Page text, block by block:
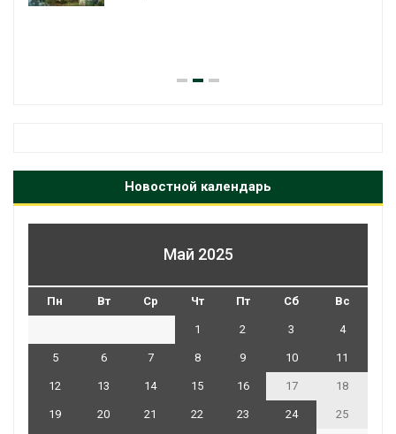
Новостной календарь
Май 2025
Пн Вт Ср Чт Пт Сб Вс
1 2 3 4
5 6 7 8 9 10 11
12 13 14 15 16 17 18
19 20 21 22 23 24 25